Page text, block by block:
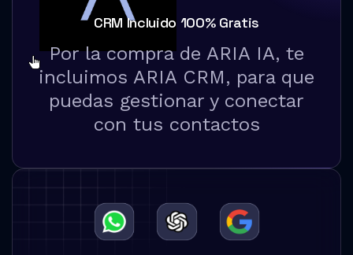
CRM Incluido 100% Gratis
Por la compra de ARIA IA, te
incluimos ARIA CRM, para que
puedas gestionar y conectar
con tus contactos